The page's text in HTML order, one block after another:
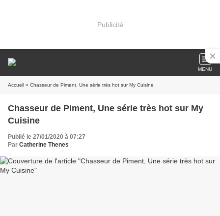
Publicité
MENU
Accueil » Chasseur de Piment, Une série très hot sur My Cuisine
Chasseur de Piment, Une série très hot sur My
Cuisine
Publié le 27/01/2020 à 07:27
Par Catherine Thenes